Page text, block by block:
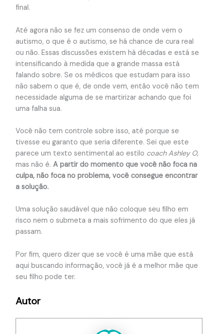
final.
Até agora não se fez um consenso de onde vem o
autismo, o que é o autismo, se há chance de cura real
ou não. Essas discussões existem há décadas e está se
intensificando à medida que a grande massa está
falando sobre. Se os médicos que estudam para isso
não sabem o que é, de onde vem, então você não tem
necessidade alguma de se martirizar achando que foi
uma falha sua.
Você não tem controle sobre isso, até porque se
tivesse eu garanto que seria diferente. Sei que este
parece um texto sentimental ao estilo coach Ashley O,
mas não é. A partir do momento que você não foca na
culpa, não foca no problema, você consegue encontrar
a solução.
Uma solução saudável que não coloque seu filho em
risco nem o submeta a mais sofrimento do que eles já
passam.
Por fim, quero dizer que se você é uma mãe que está
aqui buscando informação, você já é a melhor mãe que
seu filho pode ter.
Autor